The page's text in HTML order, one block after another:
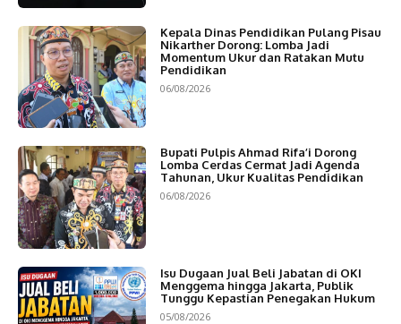
Kepala Dinas Pendidikan Pulang Pisau
Nikarther Dorong: Lomba Jadi
Momentum Ukur dan Ratakan Mutu
Pendidikan
06/08/2026
Bupati Pulpis Ahmad Rifa’i Dorong
Lomba Cerdas Cermat Jadi Agenda
Tahunan, Ukur Kualitas Pendidikan
06/08/2026
Isu Dugaan Jual Beli Jabatan di OKI
Menggema hingga Jakarta, Publik
Tunggu Kepastian Penegakan Hukum
05/08/2026